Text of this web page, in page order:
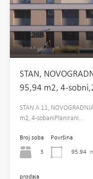
STAN,
95,94 m2, 4-
STAN A 11,
m2, 4-sobaniPlanirani…
Broj soba
3
Površina
95.94
prodaja